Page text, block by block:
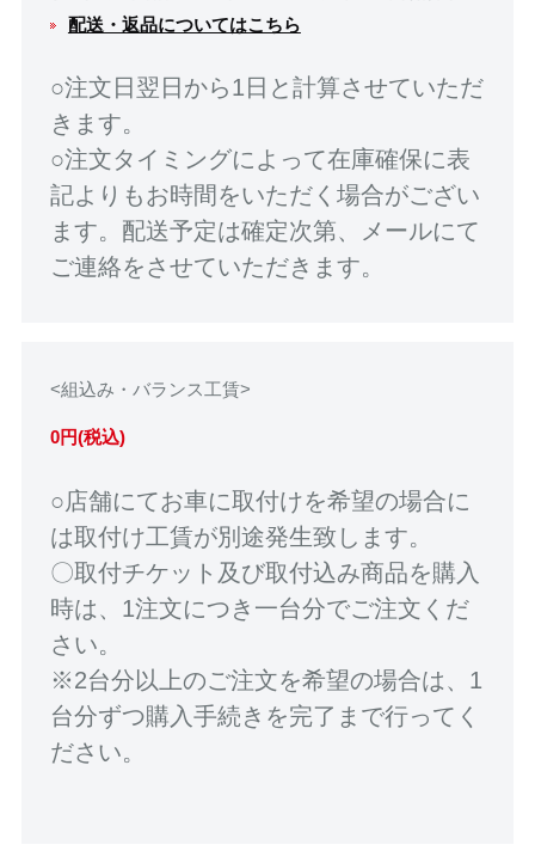
配送・返品についてはこちら
○注文日翌日から1日と計算させていただ
きます。
○注文タイミングによって在庫確保に表
記よりもお時間をいただく場合がござい
ます。配送予定は確定次第、メールにて
ご連絡をさせていただきます。
<組込み・バランス工賃>
0円(税込)
○店舗にてお車に取付けを希望の場合に
は取付け工賃が別途発生致します。
〇取付チケット及び取付込み商品を購入
時は、1注文につき一台分でご注文くだ
さい。
※2台分以上のご注文を希望の場合は、1
台分ずつ購入手続きを完了まで行ってく
ださい。